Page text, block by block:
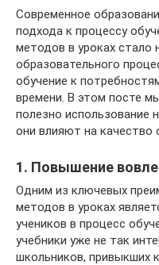
Современное
подхода к процессу
методов в уроках
образовательного
обучение к
времени. В этом посте
полезно использование
они влияют на качество
1. Повышение
Одним из ключевых
методов в уроках
учеников в процесс
учебники уже не так
школьников, привыкших